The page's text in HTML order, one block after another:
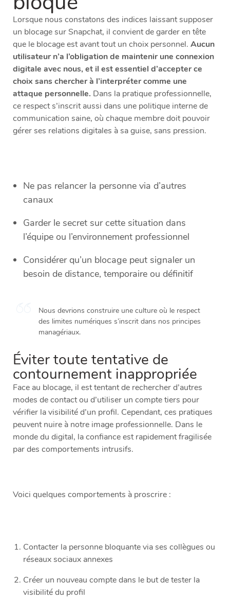
Lorsque nous constatons des indices laissant supposer
un blocage sur Snapchat, il convient de garder en tête
que le blocage est avant tout un choix personnel. Aucun
utilisateur n’a l’obligation de maintenir une connexion
digitale avec nous, et il est essentiel d’accepter ce
choix sans chercher à l’interpréter comme une
attaque personnelle. Dans la pratique professionnelle,
ce respect s’inscrit aussi dans une politique interne de
communication saine, où chaque membre doit pouvoir
gérer ses relations digitales à sa guise, sans pression.
Ne pas relancer la personne via d’autres
canaux
Garder le secret sur cette situation dans
l’équipe ou l’environnement professionnel
Considérer qu’un blocage peut signaler un
besoin de distance, temporaire ou définitif
Nous devrions construire une culture où le respect
des limites numériques s’inscrit dans nos principes
managériaux.
Éviter toute tentative de
contournement inappropriée
Face au blocage, il est tentant de rechercher d’autres
modes de contact ou d’utiliser un compte tiers pour
vérifier la visibilité d’un profil. Cependant, ces pratiques
peuvent nuire à notre image professionnelle. Dans le
monde du digital, la confiance est rapidement fragilisée
par des comportements intrusifs.
Voici quelques comportements à proscrire :
Contacter la personne bloquante via ses collègues ou
réseaux sociaux annexes
Créer un nouveau compte dans le but de tester la
visibilité du profil